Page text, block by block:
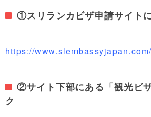
①スリランカビザ申請サイト
https://
②サイト下部にある「観光ビ
ク